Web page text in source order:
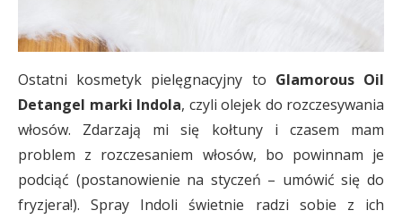
Ostatni kosmetyk pielęgnacyjny to Glamorous Oil
Detangel marki Indola, czyli olejek do rozczesywania
włosów. Zdarzają mi się kołtuny i czasem mam
problem z rozczesaniem włosów, bo powinnam je
podciąć (postanowienie na styczeń – umówić się do
fryzjera!). Spray Indoli świetnie radzi sobie z ich